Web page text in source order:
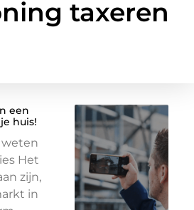
taxeren
een
huis!
weten
Het
zijn,
in